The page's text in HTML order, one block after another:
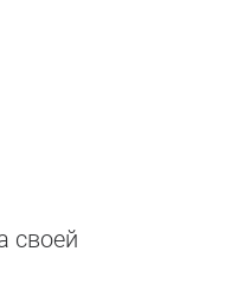
своей